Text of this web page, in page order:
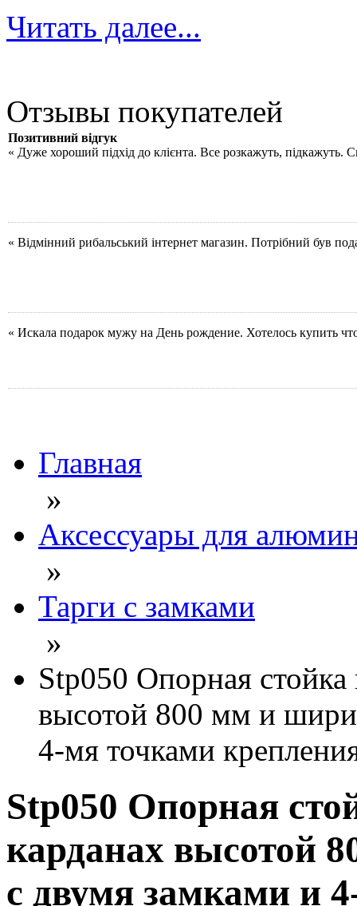
Читать далее...
Отзывы покупателей
Позитивний відгук
« Дуже хороший підхід до клієнта. Все розкажуть, підкажуть.
« Відмінний рибальський інтернет магазин. Потрібний був
« Искала подарок мужу на День рождение. Хотелось купить
Главная
»
Аксессуары для
»
Тарги с замками
»
Stp050 Опорная стойка
высотой 800 мм и
4-мя точками
Stp050 Опорная
карданах высотой
с двумя замками и